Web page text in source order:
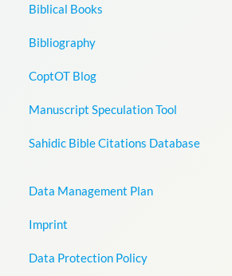
Biblical Books
Bibliography
CoptOT Blog
Manuscript Speculation Tool
Sahidic Bible Citations Database
Data Management Plan
Imprint
Data Protection Policy